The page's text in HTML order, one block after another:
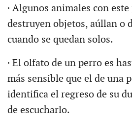
· Algunos animales con
destruyen objetos, aúllan o
cuando se quedan solos.
· El olfato de un perro es
más sensible que el de una
identifica el regreso de su
de escucharlo.